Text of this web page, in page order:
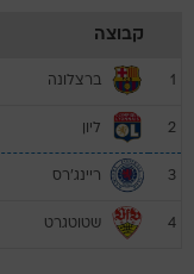
קבוצה
1 ברצלונה
2 ליון
3 ריינג'רס
4 שטוטגרט